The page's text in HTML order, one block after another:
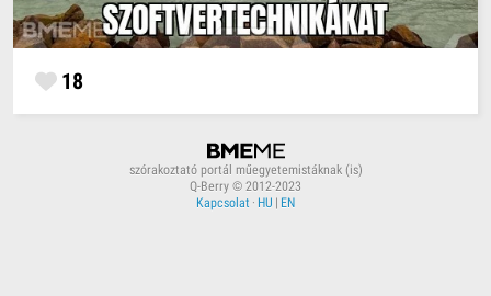
18
szórakoztató portál műegyetemistáknak (is)
Q-Berry © 2012-2023
Kapcsolat · HU | EN